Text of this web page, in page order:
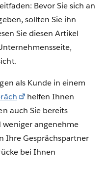
Bevor Sie sich an
sollten Sie ihn
Sie diesen Artikel
als Kunde in einem
helfen Ihnen
auch Sie bereits
angenehme
Ihre Gesprächspartner
bei Ihnen